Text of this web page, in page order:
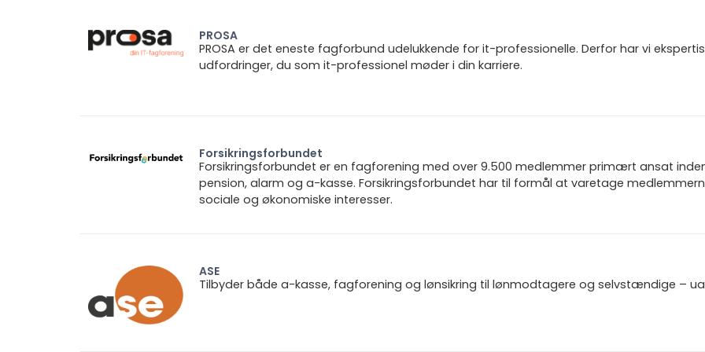
PROSA
PROSA er det eneste fagforbund udelukkende for it-professionelle. Derfor har vi
udfordringer, du som it-professionel møder i din karriere.
Forsikringsforbundet
Forsikringsforbundet er en fagforening med over 9.500 medlemmer primært ansat
pension, alarm og a-kasse. Forsikringsforbundet har til formål at varetage
sociale og økonomiske interesser.
ASE
Tilbyder både a-kasse, fagforening og lønsikring til lønmodtagere og selvstændige –